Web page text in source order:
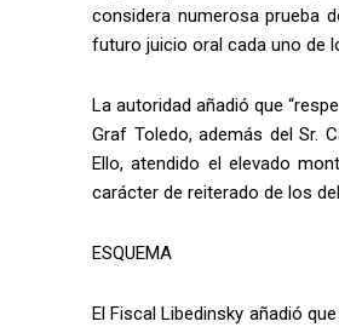
considera numerosa prueba
futuro juicio oral cada uno de
La autoridad añadió que
Graf Toledo, además del Sr.
Ello, atendido el elevado
carácter de reiterado de los
ESQUEMA
El Fiscal Libedinsky añadió